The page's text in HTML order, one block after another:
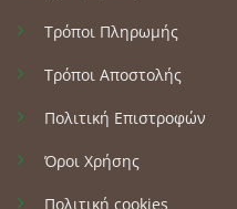
Τρόποι Πληρωμής
Τρόποι Αποστολής
Πολιτική Επιστροφών
Όροι Χρήσης
Πολιτική cookies